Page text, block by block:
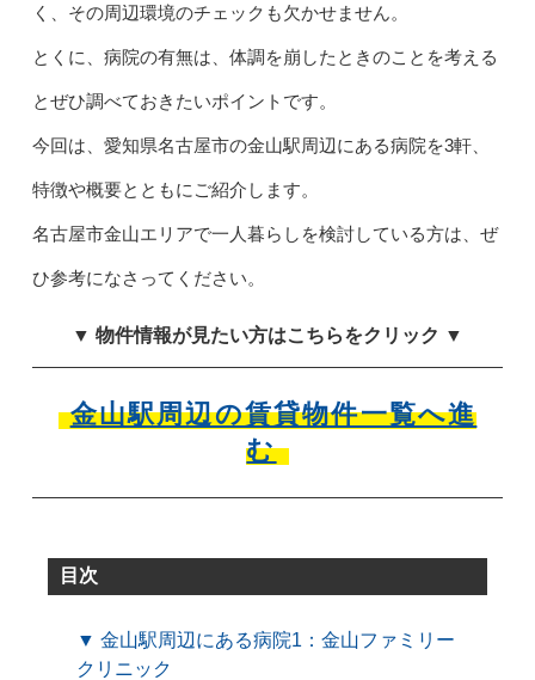
く、その周辺環境のチェックも欠かせません。
とくに、病院の有無は、体調を崩したときのことを考える
とぜひ調べておきたいポイントです。
今回は、愛知県名古屋市の金山駅周辺にある病院を3軒、
特徴や概要とともにご紹介します。
名古屋市金山エリアで一人暮らしを検討している方は、ぜ
ひ参考になさってください。
▼ 物件情報が見たい方はこちらをクリック ▼
金山駅周辺の賃貸物件一覧へ進
む
目次
▼ 金山駅周辺にある病院1：金山ファミリー
クリニック